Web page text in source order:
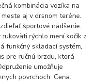
kombinácia vozíka na
aj v drsnom teréne.
športové nadšenie.
rýchlo mení kočík z
funkčný skladací systém,
pre ručnú brzdu, ktorá
umožňuje
povrchoch. Cena: